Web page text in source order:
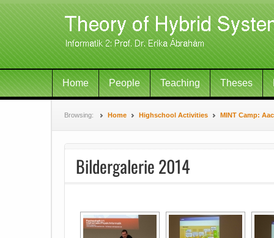
Home People Teaching Theses
Browsing: Home Highschool Activities MINT Camp:
Bildergalerie 2014